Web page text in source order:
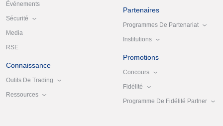
Événements
Sécurité
Media
RSE
Connaissance
Outils De Trading
Ressources
Partenaires
Programmes De Partenariat
Institutions
Promotions
Concours
Fidélité
Programme De Fidélité Partner